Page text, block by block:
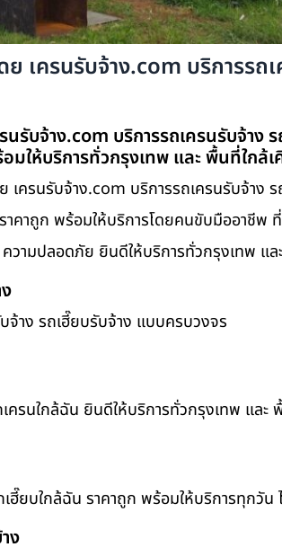
เครนรับจ้าง.com บริการรถ
รับจ้าง.com บริการรถเครนรับจ้าง ร
อมให้บริการทั่วกรุงเทพ และ พื้นที่ใกล้
ครนรับจ้าง.com บริการรถเครนรับจ้าง ร
าคาถูก พร้อมให้บริการโดยคนขับมืออาชีพ
ามปลอดภัย ยินดีให้บริการทั่วกรุงเทพ แล
จ้าง รถเฮี๊ยบรับจ้าง แบบครบวงจร
เครนใกล้ฉัน ยินดีให้บริการทั่วกรุงเทพ และ
เฮี๊ยบใกล้ฉัน ราคาถูก พร้อมให้บริการทุกวัน
ง